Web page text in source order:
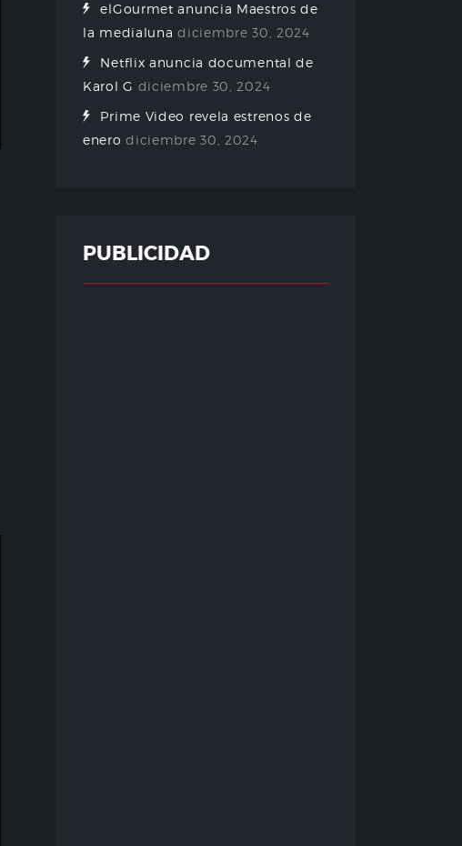
elGourmet anuncia Maestros de
la medialuna diciembre 30, 2024
Netflix anuncia documental de
Karol G diciembre 30, 2024
Prime Video revela estrenos de
enero diciembre 30, 2024
PUBLICIDAD